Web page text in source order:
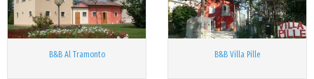
B&B Al Tramonto B&B Villa Pille